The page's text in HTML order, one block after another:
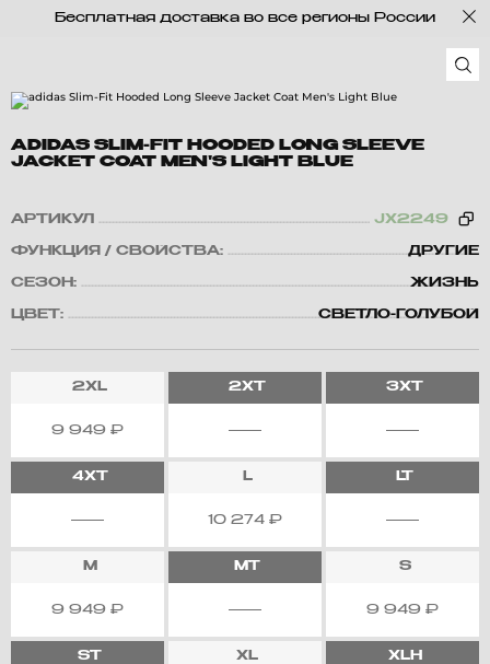
Бесплатная доставка во все регионы России
ADIDAS SLIM-FIT HOODED LONG SLEEVE
JACKET COAT MEN'S LIGHT BLUE
АРТИКУЛ JX2249
ФУНКЦИЯ / СВОЙСТВА: ДРУГИЕ
СЕЗОН: ЖИЗНЬ
ЦВЕТ: СВЕТЛО-ГОЛУБОЙ
2XL
9 949 ₽
2XT 3XT
4XT L
10 274 ₽
LT
M
9 949 ₽
MT S
9 949 ₽
ST XL XLH